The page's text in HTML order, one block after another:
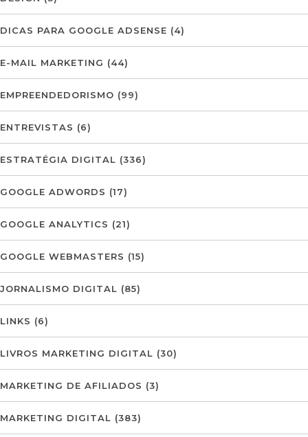
DICAS PARA GOOGLE ADSENSE (4)
E-MAIL MARKETING (44)
EMPREENDEDORISMO (99)
ENTREVISTAS (6)
ESTRATÉGIA DIGITAL (336)
GOOGLE ADWORDS (17)
GOOGLE ANALYTICS (21)
GOOGLE WEBMASTERS (15)
JORNALISMO DIGITAL (85)
LINKS (6)
LIVROS MARKETING DIGITAL (30)
MARKETING DE AFILIADOS (3)
MARKETING DIGITAL (383)